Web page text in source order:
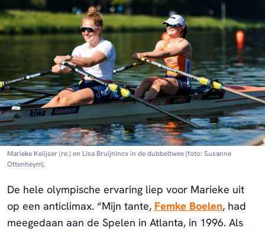
Marieke Keiijser (re.) en Lisa Bruijnincx in de dubbeltwee (foto: Susanne
Ottenheym).
De hele olympische ervaring liep voor Marieke uit
op een anticlimax. “Mijn tante, Femke Boelen, had
meegedaan aan de Spelen in Atlanta, in 1996. Als